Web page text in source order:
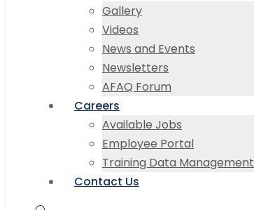
Gallery
Videos
News and Events
Newsletters
AFAQ Forum
Careers
Available Jobs
Employee Portal
Training Data Management
Contact Us